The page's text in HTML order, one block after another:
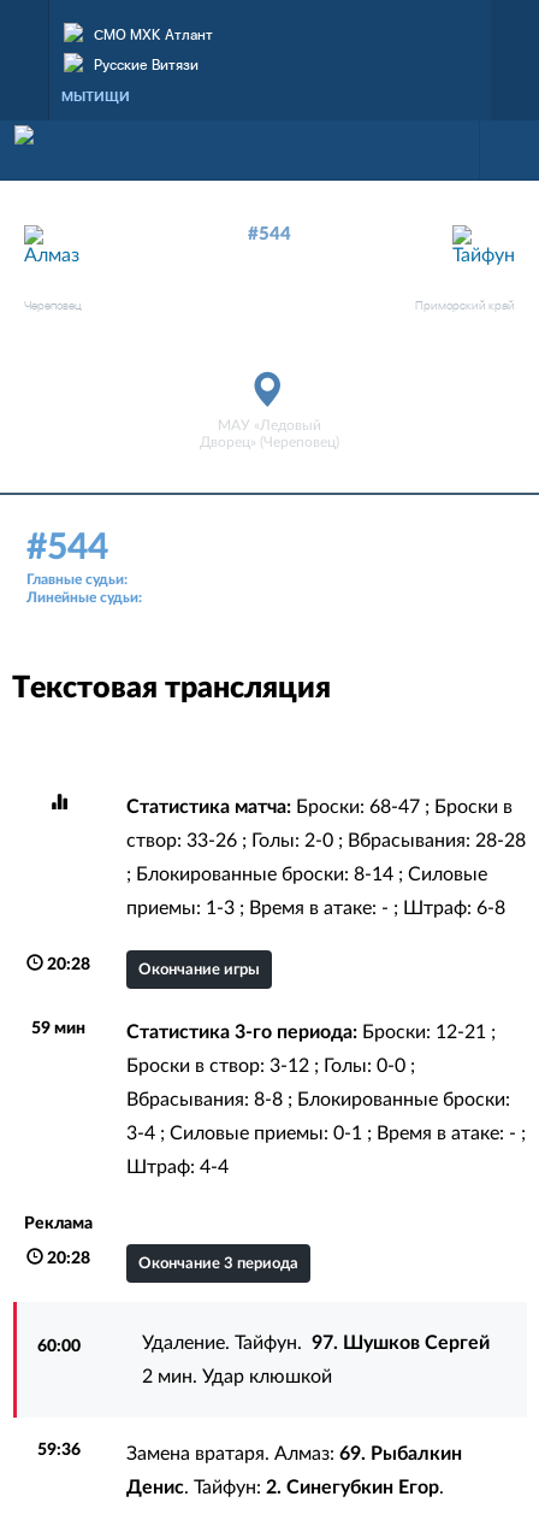
СМО МХК Атлант
Русские Витязи
МЫТИЩИ
Череповец
#544
МАУ «Ледовый
Дворец» (Череповец)
Приморский край
#544
Главные судьи:
Линейные судьи:
Текстовая трансляция
Статистика матча:Броски: 68-47 ; Броски в
створ: 33-26 ; Голы: 2-0 ; Вбрасывания: 28-28
; Блокированные броски: 8-14 ; Силовые
приемы: 1-3 ; Время в атаке: - ; Штраф: 6-8
20:28 Окончание игры
59 мин Статистика 3-го периода:Броски: 12-21 ;
Броски в створ: 3-12 ; Голы: 0-0 ;
Вбрасывания: 8-8 ; Блокированные броски:
3-4 ; Силовые приемы: 0-1 ; Время в атаке: - ;
Штраф: 4-4
Реклама
20:28 Окончание 3 периода
60:00 Удаление. Тайфун.97. Шушков Сергей
2 мин. Удар клюшкой
59:36 Замена вратаря. Алмаз: 69. Рыбалкин
Денис. Тайфун: 2. Синегубкин Егор.